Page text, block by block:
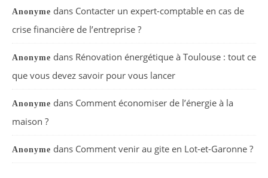
Anonyme dans Contacter un expert-comptable en cas de
crise financière de l’entreprise ?
Anonyme dans Rénovation énergétique à Toulouse : tout ce
que vous devez savoir pour vous lancer
Anonyme dans Comment économiser de l’énergie à la
maison ?
Anonyme dans Comment venir au gite en Lot-et-Garonne ?